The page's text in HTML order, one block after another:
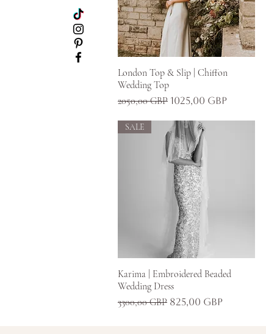
Gyorsnézet
London Top & Slip | Chiffon
Wedding Top
Szokásos ár
2050,00 GBP Akciós ár
1025,00 GBP
Gyorsnézet
SALE
Karima | Embroidered Beaded
Wedding Dress
Szokásos ár
3300,00 GBP Akciós ár
825,00 GBP